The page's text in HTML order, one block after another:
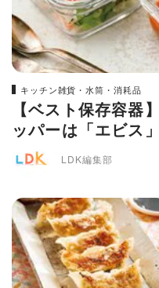
キッチン雑貨・水筒・消耗品
【ベスト保存容器
ッパーは「エビス
LDK編集部